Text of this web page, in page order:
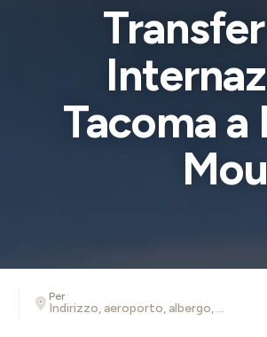
Tacoma a
Per